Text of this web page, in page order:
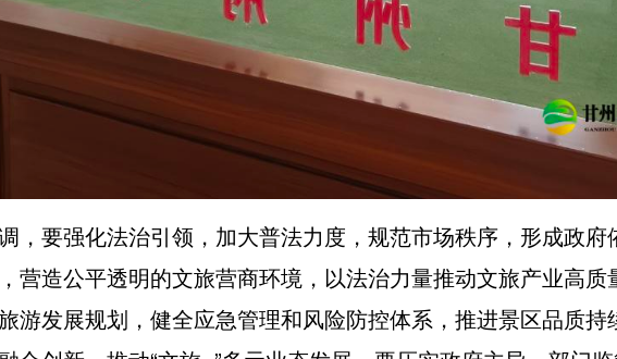
，要强化法治引领，加大普法力度，规范市场秩序，形成政
营造公平透明的文旅营商环境，以法治力量推动文旅产业高
游发展规划，健全应急管理和风险防控体系，推进景区品质